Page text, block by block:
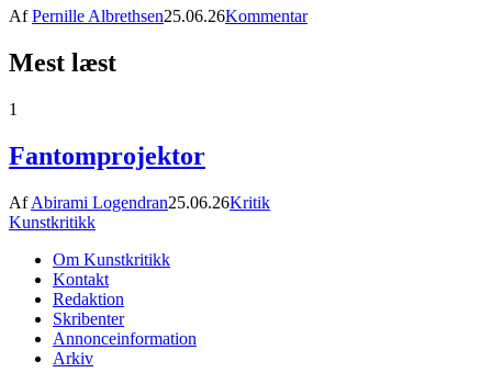
AfPernille Albrethsen25.06.26Kommentar
Mest læst
1
Fantomprojektor
AfAbirami Logendran25.06.26Kritik
Kunstkritikk
Om Kunstkritikk
Kontakt
Redaktion
Skribenter
Annonceinformation
Arkiv